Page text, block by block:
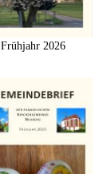
Frühjahr 2026